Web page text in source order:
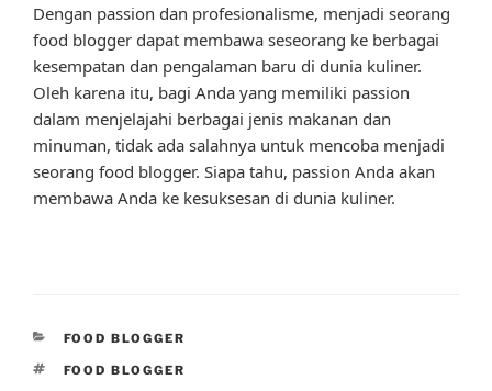
Dengan passion dan profesionalisme, menjadi seorang
food blogger dapat membawa seseorang ke berbagai
kesempatan dan pengalaman baru di dunia kuliner.
Oleh karena itu, bagi Anda yang memiliki passion
dalam menjelajahi berbagai jenis makanan dan
minuman, tidak ada salahnya untuk mencoba menjadi
seorang food blogger. Siapa tahu, passion Anda akan
membawa Anda ke kesuksesan di dunia kuliner.
CATEGORIES
FOOD BLOGGER
TAGS
FOOD BLOGGER